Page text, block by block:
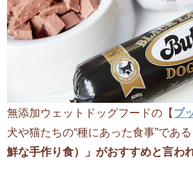
無添加ウェットドッグフードの【ブ
犬や猫たちの“種にあった食事”であ
鮮な手作り食）」がおすすめと言わ